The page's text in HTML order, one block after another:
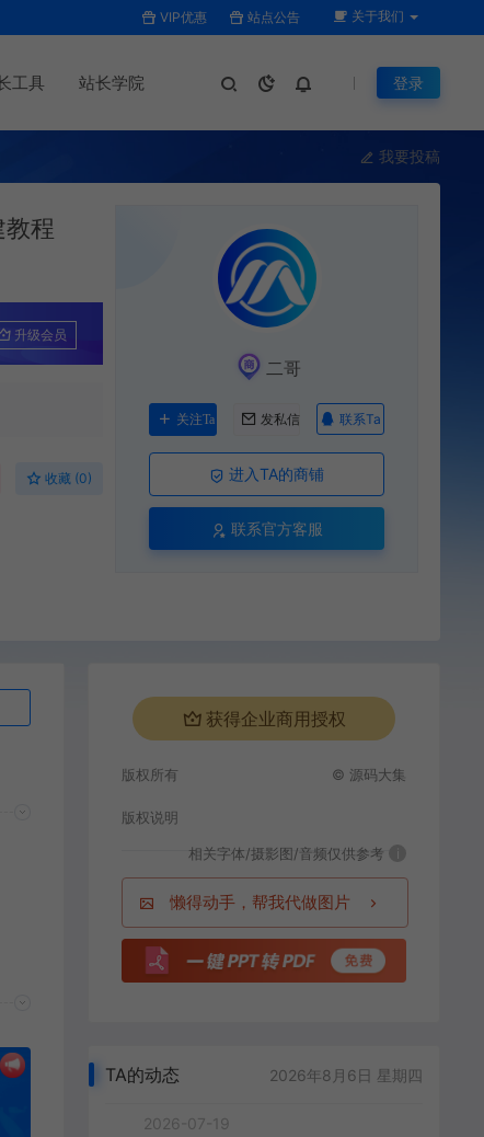
VIP优惠 站点公告 关于我们
工具 站长学院 登录
我要投稿
程
升级会员
收藏 (0)
二哥
关注Ta 发私信 联系Ta
进入TA的商铺
联系官方客服
获得企业商用授权
版权所有 © 源码大集
版权说明
相关字体/摄影图/音频仅供参考 i
懒得动手，帮我代做图片
TA的动态 2026年8月6日 星期四
2026-07-19